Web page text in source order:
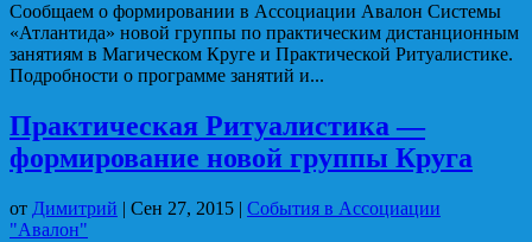
Сообщаем о формировании в Ассоциации Авалон Системы
«Атлантида» новой группы по практическим дистанционным
занятиям в Магическом Круге и Практической Ритуалистике.
Подробности о программе занятий и...
Практическая Ритуалистика —
формирование новой группы Круга
от Димитрий | Сен 27, 2015 | События в Ассоциации
"Авалон"